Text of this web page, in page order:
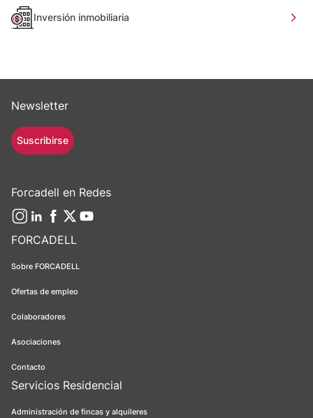
Inversión inmobiliaria
FORCADELL
Sobre FORCADELL
Ofertas de empleo
Colaboradores
Asociaciones
Contacto
Servicios Residencial
Administración de fincas y alquileres
Newsletter
Suscribirse
Forcadell en Redes